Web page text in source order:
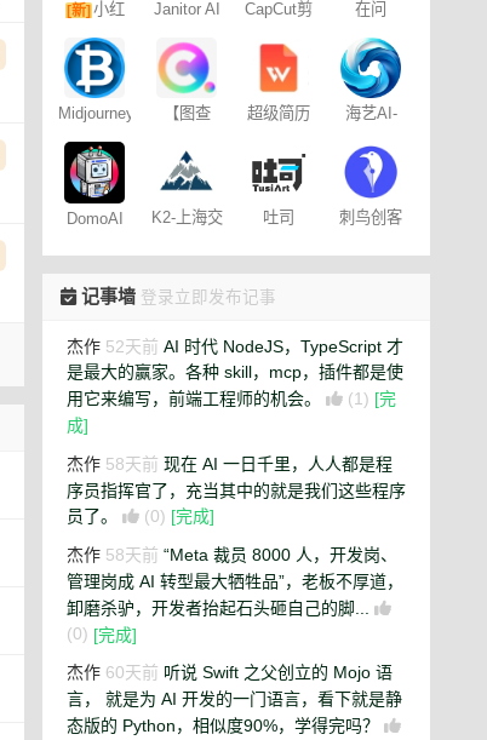
[新] 小红
书图文笔
记
Janitor AI
聊天
CapCut剪
在问
Midjourney
（咒语）
生成器
【图查
版权查询
神器
超级简历
海艺AI-
DomoAI
K2-上海交
吐司
刺鸟创客
记事墙 登录立即发布记事
杰作 52天前 AI 时代 NodeJS，TypeScript 才
是最大的赢家。各种 skill，mcp，插件都是使
用它来编写，前端工程师的机会。
(1) [完
成]
杰作 58天前 现在 AI 一日千里，人人都是程
序员指挥官了，充当其中的就是我们这些程序
员了。
(0) [完成]
杰作 58天前 “Meta 裁员 8000 人，开发岗、
管理岗成 AI 转型最大牺牲品”，老板不厚道，
卸磨杀驴，开发者抬起石头砸自己的脚...
(0) [完成]
杰作 60天前 听说 Swift 之父创立的 Mojo 语
言， 就是为 AI 开发的一门语言，看下就是静
态版的 Python，相似度90%，学得完吗？